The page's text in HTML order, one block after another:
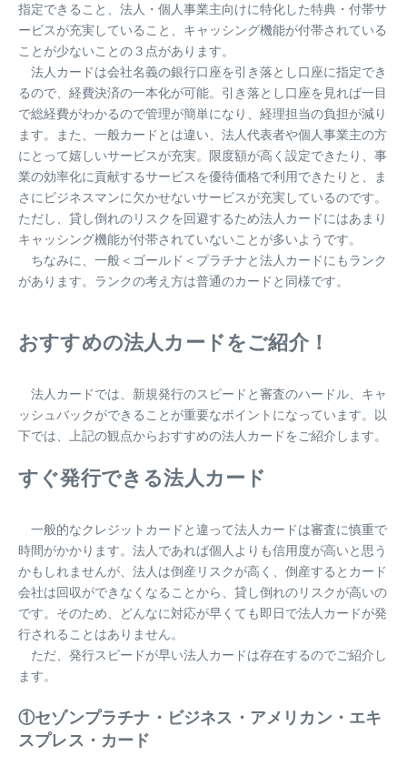
指定できること、法人・個人事業主向けに特化した特典・付帯サ
ービスが充実していること、キャッシング機能が付帯されている
ことが少ないことの３点があります。
法人カードは会社名義の銀行口座を引き落とし口座に指定でき
るので、経費決済の一本化が可能。引き落とし口座を見れば一目
で総経費がわかるので管理が簡単になり、経理担当の負担が減り
ます。また、一般カードとは違い、法人代表者や個人事業主の方
にとって嬉しいサービスが充実。限度額が高く設定できたり、事
業の効率化に貢献するサービスを優待価格で利用できたりと、ま
さにビジネスマンに欠かせないサービスが充実しているのです。
ただし、貸し倒れのリスクを回避するため法人カードにはあまり
キャッシング機能が付帯されていないことが多いようです。
ちなみに、一般＜ゴールド＜プラチナと法人カードにもランク
があります。ランクの考え方は普通のカードと同様です。
おすすめの法人カードをご紹介！
法人カードでは、新規発行のスピードと審査のハードル、キャ
ッシュバックができることが重要なポイントになっています。以
下では、上記の観点からおすすめの法人カードをご紹介します。
すぐ発行できる法人カード
一般的なクレジットカードと違って法人カードは審査に慎重で
時間がかかります。法人であれば個人よりも信用度が高いと思う
かもしれませんが、法人は倒産リスクが高く、倒産するとカード
会社は回収ができなくなることから、貸し倒れのリスクが高いの
です。そのため、どんなに対応が早くても即日で法人カードが発
行されることはありません。
ただ、発行スピードが早い法人カードは存在するのでご紹介し
ます。
①セゾンプラチナ・ビジネス・アメリカン・エキ
スプレス・カード